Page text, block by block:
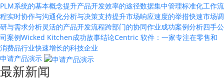
PLM系统的基本概念提升产品开发效率的途径数据集中管理标准化工作流
程实时协作与沟通化分析与决策支持提升市场响应速度的举措快速市场调
研与需求分析灵活的产品开发流程跨部门的协同作业成功案例分析四手公
司案例Wicked Kitchen成功故事结论Centric 软件：一家专注在零售和
消费品行业快速增长的科技企业
申请产品演示
最新新闻